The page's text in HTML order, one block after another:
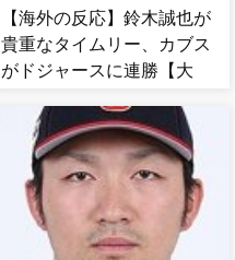
【海外の反応】鈴木誠也が
貴重なタイムリー、カブス
がドジャースに連勝【大